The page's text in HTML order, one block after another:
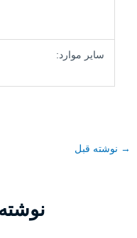
سایر موارد:
→ نوشته قبل